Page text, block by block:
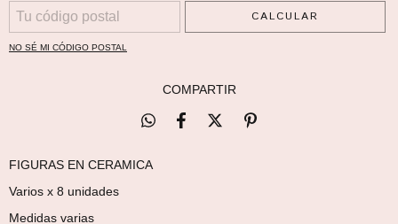
CALCULAR
NO SÉ MI CÓDIGO POSTAL
COMPARTIR
FIGURAS EN CERAMICA
Varios x 8 unidades
Medidas varias